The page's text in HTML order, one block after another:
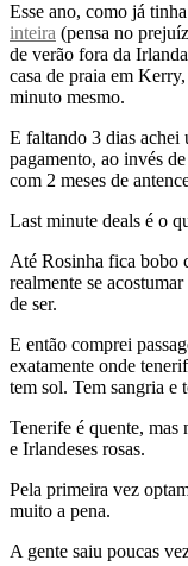
Esse ano, como já
inteira (pensa no
de verão fora da
casa de praia em
minuto mesmo.
E faltando 3 dias achei
pagamento, ao invés
com 2 meses de
Last minute deals é o
Até Rosinha fica bobo
realmente se
de ser.
E então comprei
exatamente onde
tem sol. Tem sangria e
Tenerife é quente, mas
e Irlandeses rosas.
Pela primeira vez
muito a pena.
A gente saiu poucas